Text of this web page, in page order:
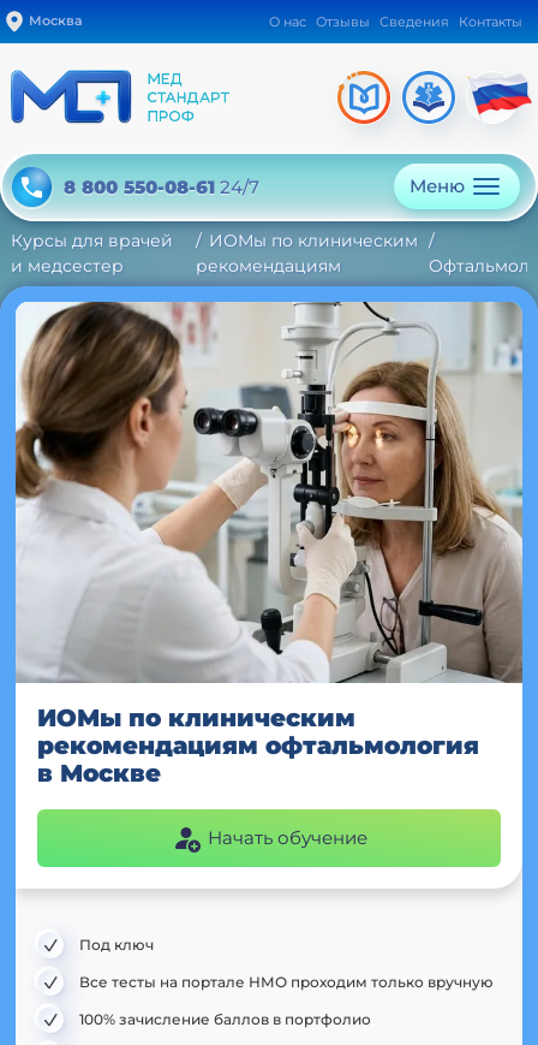
Москва О нас Отзывы Сведения Контакты
8 800 550-08-61 24/7 Меню
Курсы для врачей
и медсестер
ИОМы по клиническим
рекомендациям
ИОМы по клиническим
рекомендациям офтальмология
в Москве
Начать обучение
Под ключ
Все тесты на портале НМО проходим только вручную
100% зачисление баллов в портфолио